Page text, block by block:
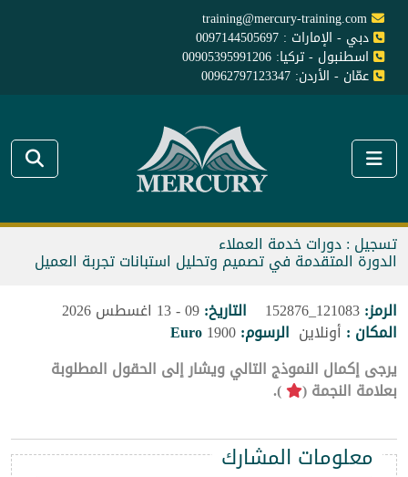
training@mercury-training.com
دبي - الإمارات : 0097144505697
اسطنبول - تركيا: 00905395991206
عمّان - الأردن: 00962797123347
تسجيل : دورات خدمة العملاء
الدورة المتقدمة في تصميم وتحليل استبانات تجربة العميل
الرمز:
التاريخ:
المكان : أونلاين الرسوم:1900
Euro
يرجى إكمال النموذج التالي ويشار إلى الحقول المطلوبة
بعلامة النجمة ( ).
معلومات المشارك